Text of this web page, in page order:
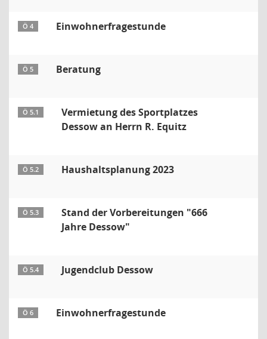
Ö 4 Einwohnerfragestunde
Ö 5 Beratung
Ö 5.1
Vermietung des Sportplatzes
Dessow an Herrn R. Equitz
Ö 5.2 Haushaltsplanung 2023
Ö 5.3
Stand der Vorbereitungen "666
Jahre Dessow"
Ö 5.4 Jugendclub Dessow
Ö 6 Einwohnerfragestunde